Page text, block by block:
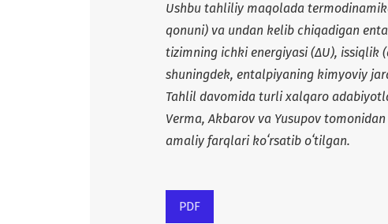
Ushbu tahliliy maqolada
qonuni) va undan kelib chiqadigan
tizimning ichki energiyasi (ΔU), issiqlik
shuningdek, entalpiyaning kimyoviy
Tahlil davomida turli xalqaro
Verma, Akbarov va Yusupov
amaliy farqlari koʻrsatib oʻtilgan.
PDF